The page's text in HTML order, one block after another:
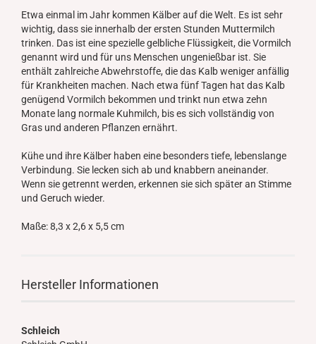
Etwa einmal im Jahr kommen Kälber auf die Welt. Es ist sehr
wichtig, dass sie innerhalb der ersten Stunden Muttermilch
trinken. Das ist eine spezielle gelbliche Flüssigkeit, die Vormilch
genannt wird und für uns Menschen ungenießbar ist. Sie
enthält zahlreiche Abwehrstoffe, die das Kalb weniger anfällig
für Krankheiten machen. Nach etwa fünf Tagen hat das Kalb
genügend Vormilch bekommen und trinkt nun etwa zehn
Monate lang normale Kuhmilch, bis es sich vollständig von
Gras und anderen Pflanzen ernährt.
Kühe und ihre Kälber haben eine besonders tiefe, lebenslange
Verbindung. Sie lecken sich ab und knabbern aneinander.
Wenn sie getrennt werden, erkennen sie sich später an Stimme
und Geruch wieder.
Maße: 8,3 x 2,6 x 5,5 cm
Hersteller Informationen
Schleich